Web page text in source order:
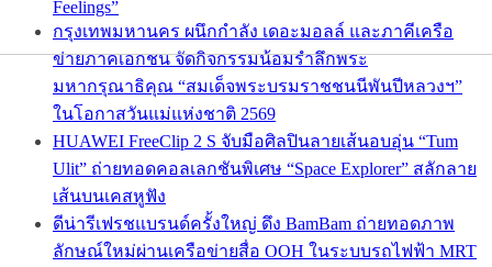
Feelings”
กรุงเทพมหานคร ผนึกกำลัง เดอะมอลล์ และภาคีเครือ
ข่ายภาคเอกชน จัดกิจกรรมน้อมรำลึกพระ
มหากรุณาธิคุณ “สมเด็จพระบรมราชชนนีพันปีหลวงฯ”
ในโอกาสวันแม่แห่งชาติ 2569
HUAWEI FreeClip 2 S จับมือศิลปินลายเส้นอบอุ่น “Tum
Ulit” ถ่ายทอดคอลเลกชันพิเศษ “Space Explorer” สลักลาย
เส้นบนเคสหูฟัง
ดีน่ารีเฟรชแบรนด์ครั้งใหญ่ ดึง BamBam ถ่ายทอดภาพ
ลักษณ์ใหม่ผ่านเครือข่ายสื่อ OOH ในระบบรถไฟฟ้า MRT